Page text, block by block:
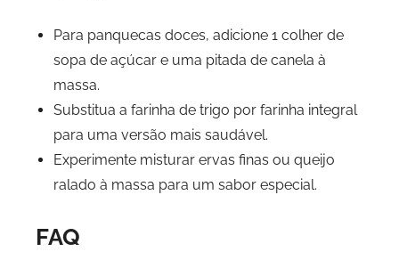
Para panquecas doces, adicione 1 colher de
sopa de açúcar e uma pitada de canela à
massa.
Substitua a farinha de trigo por farinha integral
para uma versão mais saudável.
Experimente misturar ervas finas ou queijo
ralado à massa para um sabor especial.
FAQ